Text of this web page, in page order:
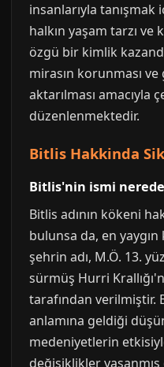
insanlarıyla tanışmak
halkın yaşam tarzı
özgü bir kimlik
mirasın korunması
aktarılması amacıyla
düzenlenmektedir.
Bitlis Hakkinda
Bitlis'nin ismi
Bitlis adının kökeni
bulunsa da, en
şehrin adı, M.Ö. 13.
sürmüş Hurri
tarafından verilmiştir.
anlamına geldiği
medeniyetlerin
değişiklikler